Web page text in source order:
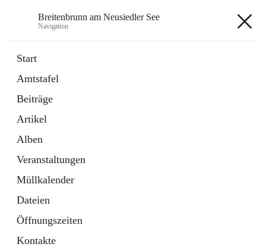
Breitenbrunn am Neusiedler See
Navigation
Start
Amtstafel
Beiträge
Artikel
Alben
Veranstaltungen
Müllkalender
Dateien
Öffnungszeiten
Kontakte
18 Schnellzugriffe
Gemeindeservice